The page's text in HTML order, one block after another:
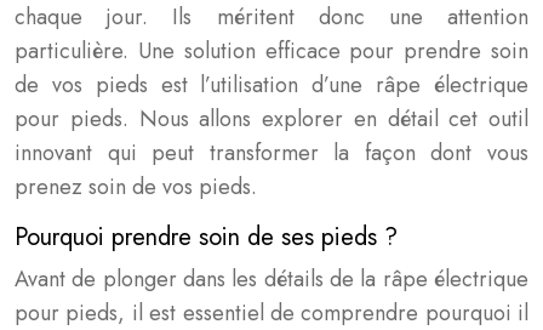
chaque jour. Ils méritent donc une attention
particulière. Une solution efficace pour prendre soin
de vos pieds est l’utilisation d’une râpe électrique
pour pieds. Nous allons explorer en détail cet outil
innovant qui peut transformer la façon dont vous
prenez soin de vos pieds.
Pourquoi prendre soin de ses pieds ?
Avant de plonger dans les détails de la râpe électrique
pour pieds, il est essentiel de comprendre pourquoi il